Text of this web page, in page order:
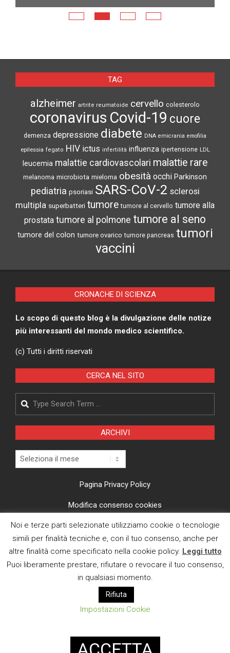
TAG
alzheimer artrite reumatoide cervello colesterolo
coronavirus Covid-19 cuore
demenza depressione diabete DNA emicrania emofilia
epilessia fegato HIV ictus infertilità influenza ipertensione LDL
leucemia malattie cardiovascolari malattie rare
melanoma microbiota mieloma obesità occhi Parkinson
pediatria psoriasi SARS-CoV-2 sclerosi
multipla superbatteri tumore tumore al cervello tumore alla
prostata tumore al polmone tumore al seno
tumore del colon tumore ovarico tumore pancreas tumori
vaccini
CRONACHE DI SCIENZA
Lo scopo di questo blog è la divulgazione delle notize
più interessanti del mondo medico scientifico.
(c) Tutti i diritti riservati
CERCA NEL SITO
Search
ARCHIVI
Archivi
Pagina Privacy Policy
Modifica consenso cookies
CI TROVI ANCHE SU
E MAIL
Designed usingMagazine News Byte. Powered by
Noi e terze parti selezionate utilizziamo cookie o tecnologie
simili per finalità tecniche e, con il tuo consenso, anche per
altre finalità come specificato nella cookie policy. Leggi tutto
Puoi liberamente prestare, rifiutare o revocare il tuo consenso,
in qualsiasi momento.
Rifiuta
Impostazioni Cookie